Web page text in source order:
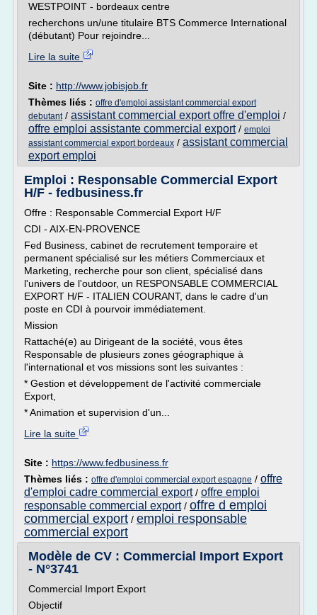
WESTPOINT - bordeaux centre
recherchons un/une titulaire BTS Commerce International
(débutant) Pour rejoindre...
Lire la suite
Site : http://www.jobisjob.fr
Thèmes liés : offre d'emploi assistant commercial export
debutant/ assistant commercial export offre d'emploi /
offre emploi assistante commercial export/ emploi
assistant commercial export bordeaux / assistant commercial
export emploi
Emploi : Responsable Commercial Export
H/F - fedbusiness.fr
Offre : Responsable Commercial Export H/F
CDI - AIX-EN-PROVENCE
Fed Business, cabinet de recrutement temporaire et
permanent spécialisé sur les métiers Commerciaux et
Marketing, recherche pour son client, spécialisé dans
l'univers de l'outdoor, un RESPONSABLE COMMERCIAL
EXPORT H/F - ITALIEN COURANT, dans le cadre d'un
poste en CDI à pourvoir immédiatement.
Mission
Rattaché(e) au Dirigeant de la société, vous êtes
Responsable de plusieurs zones géographique à
l'international et vos missions sont les suivantes :
* Gestion et développement de l'activité commerciale
Export,
* Animation et supervision d'un...
Lire la suite
Site : https://www.fedbusiness.fr
Thèmes liés : offre d'emploi commercial export espagne / offre
d'emploi cadre commercial export/ offre emploi
responsable commercial export/ offre d emploi
commercial export / emploi responsable
commercial export
Modèle de CV : Commercial Import Export
- N°3741
Commercial Import Export
Objectif